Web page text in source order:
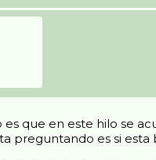
que en este hilo se
preguntando es si